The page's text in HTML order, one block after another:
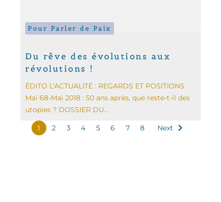
Pour Parler de Paix
Du rêve des évolutions aux
révolutions !
ÉDITO L’ACTUALITÉ : REGARDS ET POSITIONS
Mai 68-Mai 2018 : 50 ans après, que reste-t-il des
utopies ? DOSSIER DU...
1 2 3 4 5 6 7 8 Next